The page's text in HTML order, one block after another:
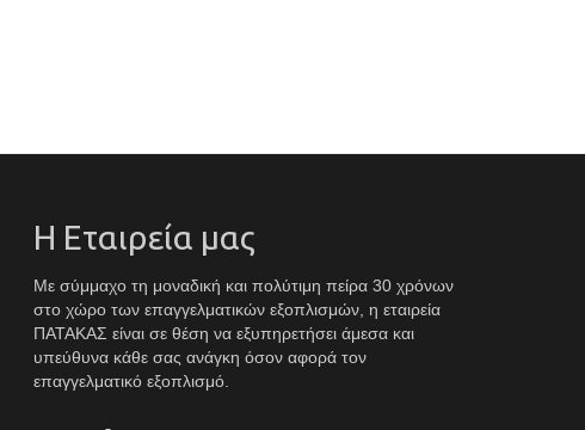
Η Εταιρεία μας
Με σύμμαχο τη μοναδική και πολύτιμη πείρα 30 χρόνων
στο χώρο των επαγγελματικών εξοπλισμών, η εταιρεία
ΠΑΤΑΚΑΣ είναι σε θέση να εξυπηρετήσει άμεσα και
υπεύθυνα κάθε σας ανάγκη όσον αφορά τον
επαγγελματικό εξοπλισμό.